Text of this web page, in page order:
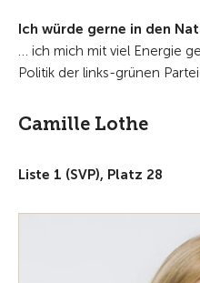
Ich würde gerne in den
… ich mich mit viel Energie
Politik der links-grünen
Camille Lothe
Liste 1 (SVP), Platz 28